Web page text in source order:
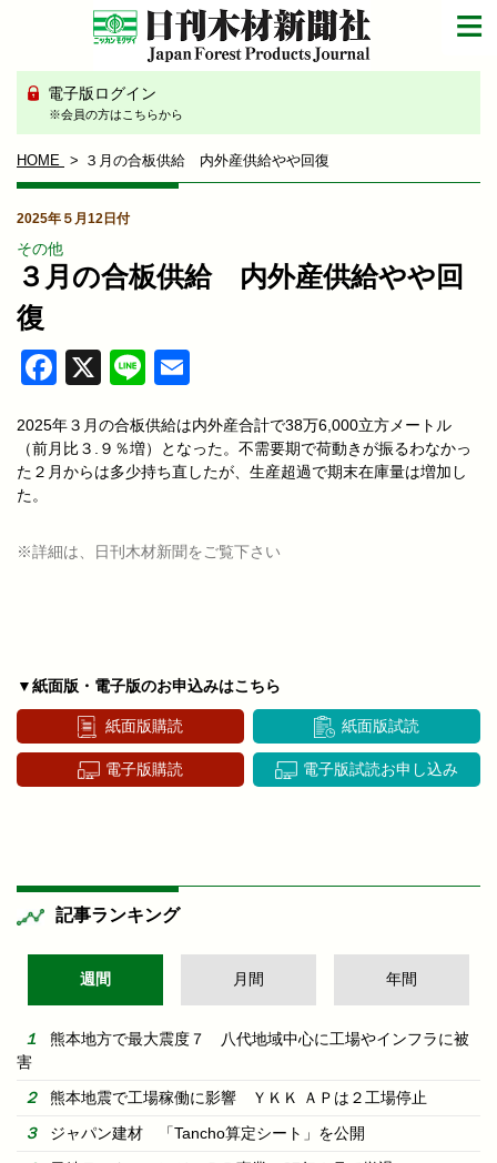
電子版ログイン
※会員の方はこちらから
HOME ３月の合板供給 内外産供給やや回復
2025年５月12日付
その他
３月の合板供給 内外産供給やや回
復
Facebook
X Line
2025年３月の合板供給は内外産合計で38万6,000立方メートル
（前月比３.９％増）となった。不需要期で荷動きが振るわなかっ
た２月からは多少持ち直したが、生産超過で期末在庫量は増加し
た。
※詳細は、日刊木材新聞をご覧下さい
▼紙面版・電子版のお申込みはこちら
紙面版購読 紙面版試読
電子版購読 電子版試読お申し込み
記事ランキング
週間 月間 年間
熊本地方で最大震度７ 八代地域中心に工場やインフラに被
害
熊本地震で工場稼働に影響 ＹＫＫ ＡＰは２工場停止
ジャパン建材 「Tancho算定シート」を公開